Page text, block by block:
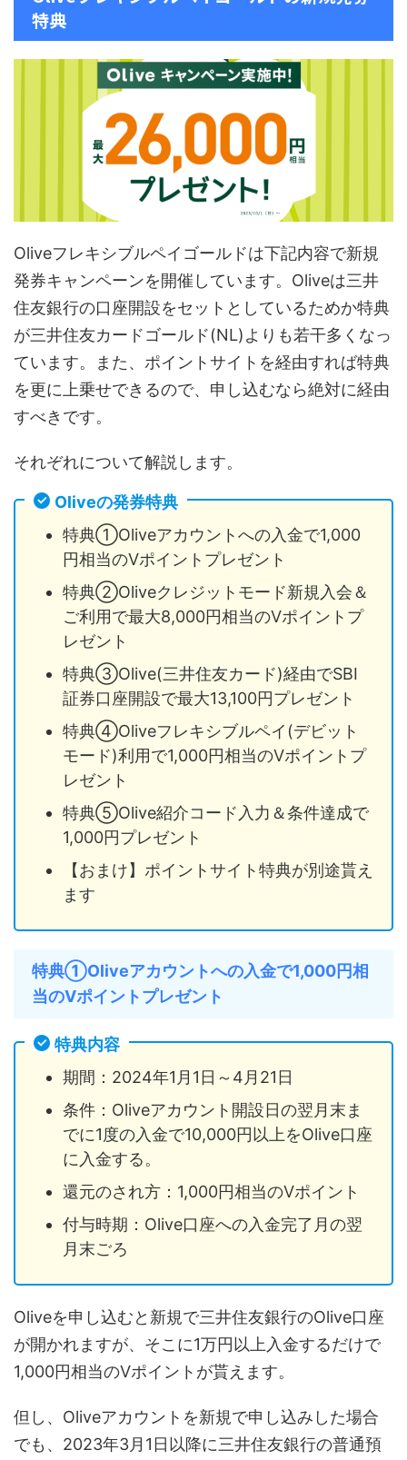
特典
Oliveフレキシブルペイゴールドは下記内容で新規
発券キャンペーンを開催しています。Oliveは三井
住友銀行の口座開設をセットとしているためか特典
が三井住友カードゴールド(NL)よりも若干多くなっ
ています。また、ポイントサイトを経由すれば特典
を更に上乗せできるので、申し込むなら絶対に経由
すべきです。
それぞれについて解説します。
Oliveの発券特典
特典①Oliveアカウントへの入金で1,000
円相当のVポイントプレゼント
特典②Oliveクレジットモード新規入会＆
ご利用で最大8,000円相当のVポイントプ
レゼント
特典③Olive(三井住友カード)経由でSBI
証券口座開設で最大13,100円プレゼント
特典④Oliveフレキシブルペイ(デビット
モード)利用で1,000円相当のVポイントプ
レゼント
特典⑤Olive紹介コード入力＆条件達成で
1,000円プレゼント
【おまけ】ポイントサイト特典が別途貰え
ます
特典①Oliveアカウントへの入金で1,000円相
当のVポイントプレゼント
特典内容
期間：2024年1月1日～4月21日
条件：Oliveアカウント開設日の翌月末ま
でに1度の入金で10,000円以上をOlive口座
に入金する。
還元のされ方：1,000円相当のVポイント
付与時期：Olive口座への入金完了月の翌
月末ごろ
Oliveを申し込むと新規で三井住友銀行のOlive口座
が開かれますが、そこに1万円以上入金するだけで
1,000円相当のVポイントが貰えます。
但し、Oliveアカウントを新規で申し込みした場合
でも、2023年3月1日以降に三井住友銀行の普通預